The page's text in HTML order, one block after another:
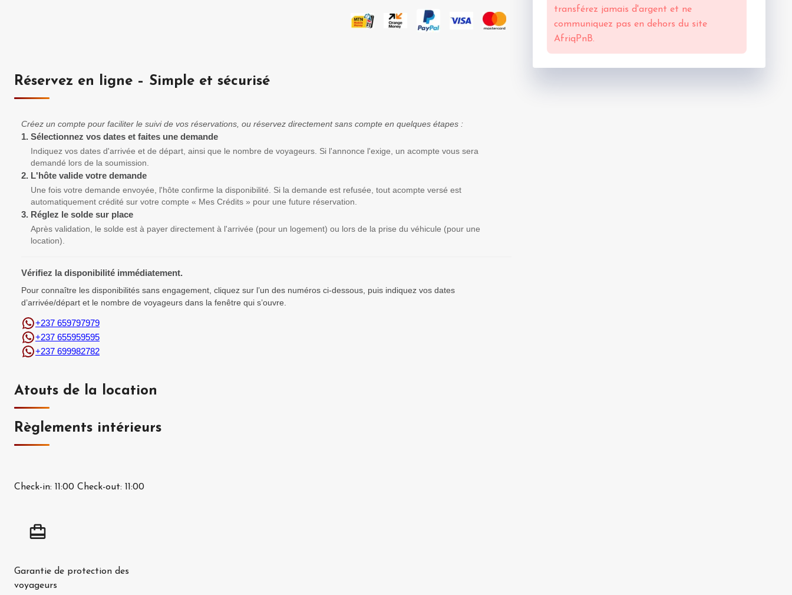
Réservez en ligne – Simple et sécurisé
Créez un compte pour faciliter le suivi de vos réservations, ou réservez directement sans compte en quelques étapes :
1. Sélectionnez vos dates et faites une demande
Indiquez vos dates d'arrivée et de départ, ainsi que le nombre de voyageurs. Si l'annonce l'exige, un acompte vous sera
demandé lors de la soumission.
2. L'hôte valide votre demande
Une fois votre demande envoyée, l'hôte confirme la disponibilité. Si la demande est refusée, tout acompte versé est
automatiquement crédité sur votre compte « Mes Crédits » pour une future réservation.
3. Réglez le solde sur place
Après validation, le solde est à payer directement à l'arrivée (pour un logement) ou lors de la prise du véhicule (pour une
location).
Vérifiez la disponibilité immédiatement.
Pour connaître les disponibilités sans engagement, cliquez sur l’un des numéros ci-dessous, puis indiquez vos dates
d’arrivée/départ et le nombre de voyageurs dans la fenêtre qui s’ouvre.
+237 659797979
+237 655959595
+237 699982782
Atouts de la location
Règlements intérieurs
Check-in: 11:00 Check-out: 11:00
Garantie de protection des
voyageurs
transférez jamais d'argent et ne
communiquez pas en dehors du site
AfriqPnB.